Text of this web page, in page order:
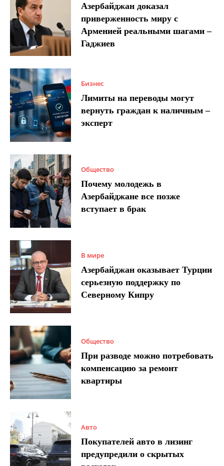
Азербайджан доказал
приверженность миру с
Арменией реальными шагами –
Гаджиев
Бизнес
Лимиты на переводы могут
вернуть граждан к наличным –
эксперт
Общество
Почему молодежь в
Азербайджане все позже
вступает в брак
В мире
Азербайджан оказывает Турции
серьезную поддержку по
Северному Кипру
Общество
При разводе можно потребовать
компенсацию за ремонт
квартиры
Авто
Покупателей авто в лизинг
предупредили о скрытых